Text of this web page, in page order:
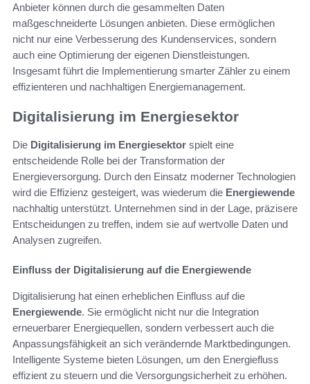
Anbieter können durch die gesammelten Daten
maßgeschneiderte Lösungen anbieten. Diese ermöglichen
nicht nur eine Verbesserung des Kundenservices, sondern
auch eine Optimierung der eigenen Dienstleistungen.
Insgesamt führt die Implementierung smarter Zähler zu einem
effizienteren und nachhaltigen Energiemanagement.
Digitalisierung im Energiesektor
Die Digitalisierung im Energiesektor spielt eine
entscheidende Rolle bei der Transformation der
Energieversorgung. Durch den Einsatz moderner Technologien
wird die Effizienz gesteigert, was wiederum die Energiewende
nachhaltig unterstützt. Unternehmen sind in der Lage, präzisere
Entscheidungen zu treffen, indem sie auf wertvolle Daten und
Analysen zugreifen.
Einfluss der Digitalisierung auf die Energiewende
Digitalisierung hat einen erheblichen Einfluss auf die
Energiewende. Sie ermöglicht nicht nur die Integration
erneuerbarer Energiequellen, sondern verbessert auch die
Anpassungsfähigkeit an sich verändernde Marktbedingungen.
Intelligente Systeme bieten Lösungen, um den Energiefluss
effizient zu steuern und die Versorgungsicherheit zu erhöhen.